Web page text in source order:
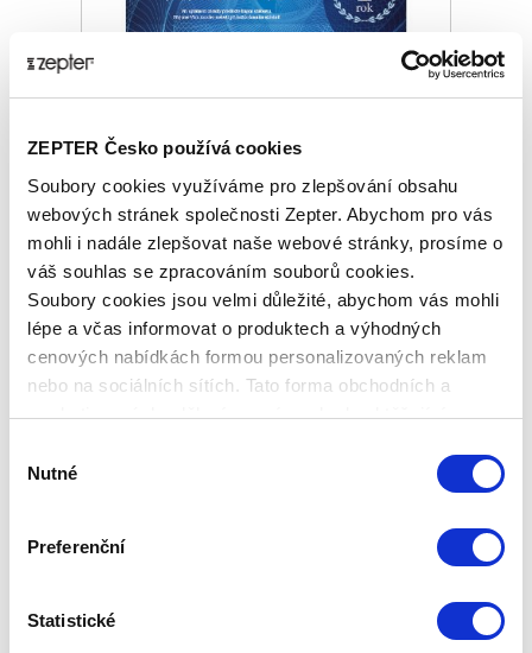
ZEPTER Česko používá cookies
Soubory cookies využíváme pro zlepšování obsahu
webových stránek společnosti Zepter. Abychom pro vás
mohli i nadále zlepšovat naše webové stránky, prosíme o
váš souhlas se zpracováním souborů cookies.
Soubory cookies jsou velmi důležité, abychom vás mohli
lépe a včas informovat o produktech a výhodných
cenových nabídkách formou personalizovaných reklam
nebo na sociálních sítích. Tato forma obchodních a
marketingových sdělení pro vás nebude obtěžující.
souhlasu
Nutné
Preferenční
Statistické
Základní cena 2 290,00 Kč
Zepter Club cena
Přihlaste se a zobrazí se vám cena pro
člena klubu.
Pouze členové klubu mají garanci
každého nákupu s přímým
zvýhodněním -5 % až -40 %!